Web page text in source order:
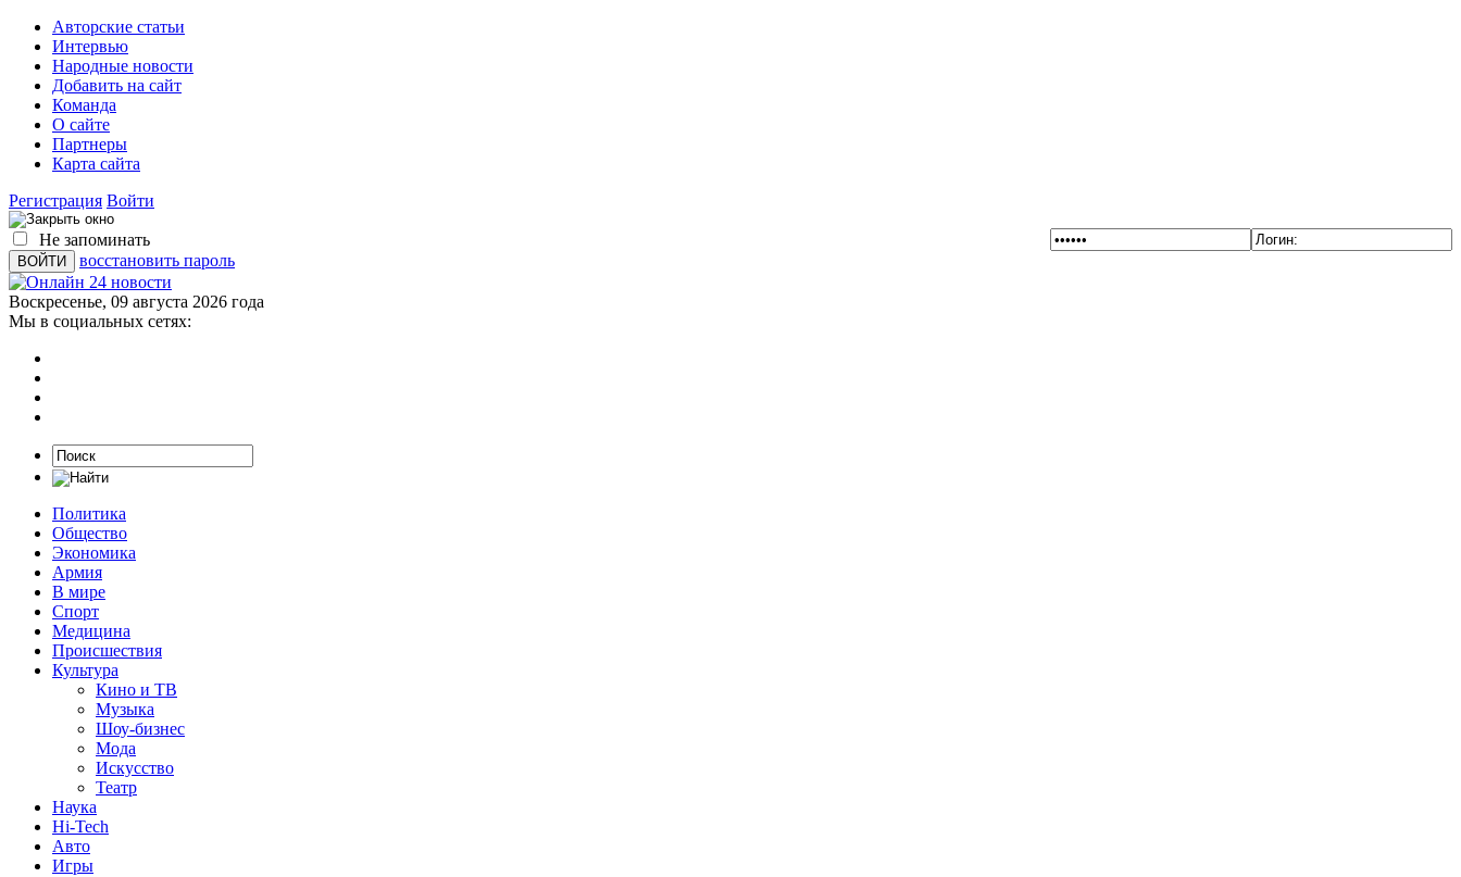
Авторские статьи
Интервью
Народные новости
Добавить на сайт
Команда
О сайте
Партнеры
Карта сайта
Регистрация Войти
Не запоминать
восстановить пароль
Воскресенье, 09 августа 2026 года
Мы в социальных сетях:
Политика
Общество
Экономика
Армия
В мире
Спорт
Медицина
Происшествия
Культура
Кино и ТВ
Музыка
Шоу-бизнес
Мода
Искусство
Театр
Наука
Hi-Tech
Авто
Игры